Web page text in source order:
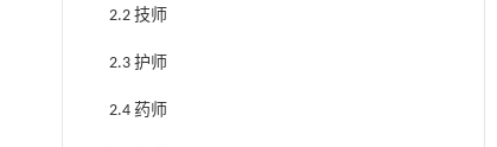
2.2 技师
2.3 护师
2.4 药师